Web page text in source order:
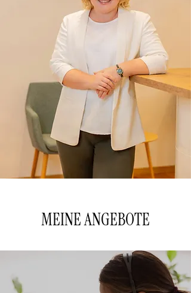
MEINE ANGEBOTE